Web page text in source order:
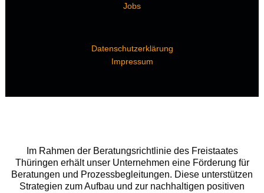
Jobs
Datenschutzerklärung
Impressum
Im Rahmen der Beratungsrichtlinie des Freistaates
Thüringen erhält unser Unternehmen eine Förderung für
Beratungen und Prozessbegleitungen. Diese unterstützen
Strategien zum Aufbau und zur nachhaltigen positiven